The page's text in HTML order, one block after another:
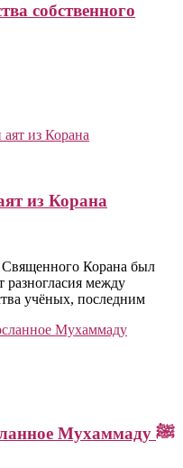
собственного
из Корана
Священного Корана был
между
учёных, последним
Первое откровение, ниспосланное Мухаммаду ﷺ